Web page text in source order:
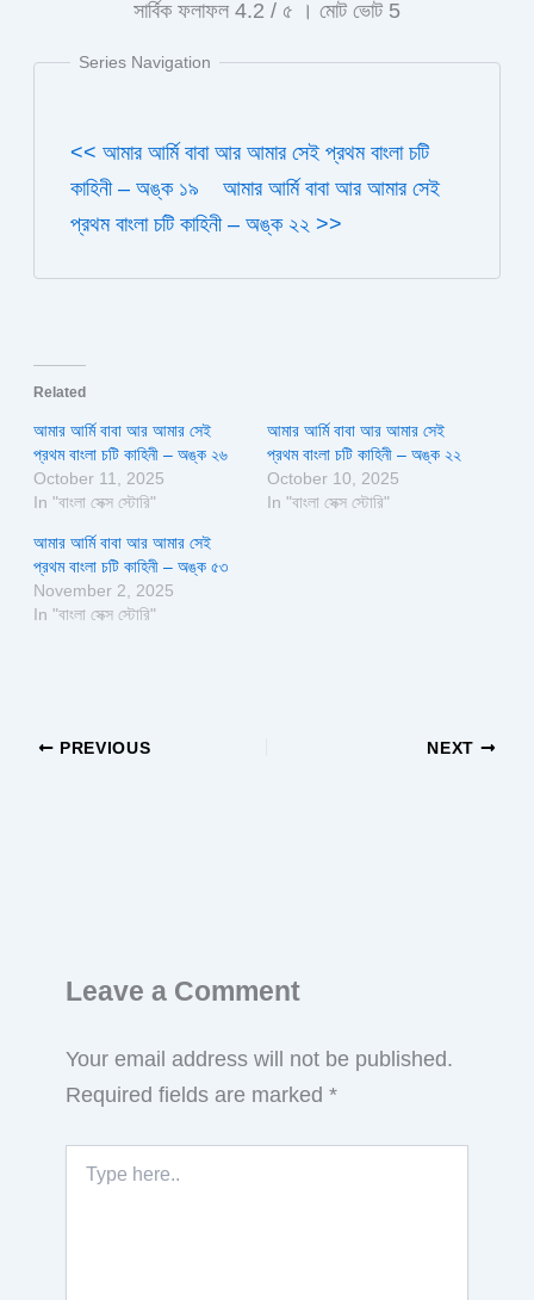
সার্বিক ফলাফল 4.2 / ৫ । মোট ভোট 5
Series Navigation
<< আমার আর্মি বাবা আর আমার সেই প্রথম বাংলা চটি
কাহিনী – অঙ্ক ১৯
আমার আর্মি বাবা আর আমার সেই
প্রথম বাংলা চটি কাহিনী – অঙ্ক ২২ >>
Related
আমার আর্মি বাবা আর আমার সেই
প্রথম বাংলা চটি কাহিনী – অঙ্ক ২৬
October 11, 2025
In "বাংলা সেক্স স্টোরি"
আমার আর্মি বাবা আর আমার সেই
প্রথম বাংলা চটি কাহিনী – অঙ্ক ২২
October 10, 2025
In "বাংলা সেক্স স্টোরি"
আমার আর্মি বাবা আর আমার সেই
প্রথম বাংলা চটি কাহিনী – অঙ্ক ৫৩
November 2, 2025
In "বাংলা সেক্স স্টোরি"
PREVIOUS NEXT
Leave a Comment
Your email address will not be published.
Required fields are marked *
here..